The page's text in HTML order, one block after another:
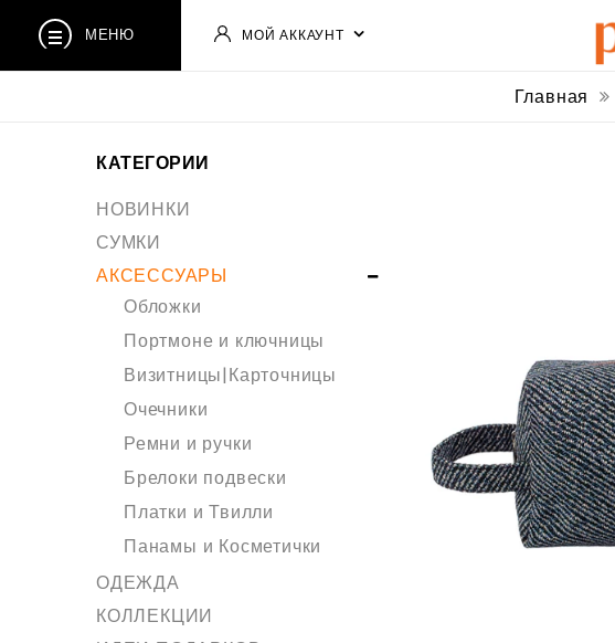
МЕНЮ МОЙ АККАУНТ
Главная
КАТЕГОРИИ
НОВИНКИ
СУМКИ
АКСЕССУАРЫ
Обложки
Портмоне и ключницы
Визитницы|Карточницы
Очечники
Ремни и ручки
Брелоки подвески
Платки и Твилли
Панамы и Косметички
ОДЕЖДА
КОЛЛЕКЦИИ